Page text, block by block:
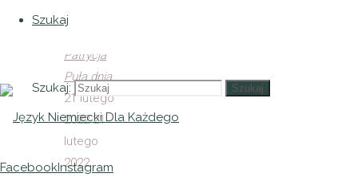
Szukaj
Szukaj: Szukaj
FacebookInstagram
Opublikowane
Patrycja
Puła dnia
21 lutego
202221
lutego
2022